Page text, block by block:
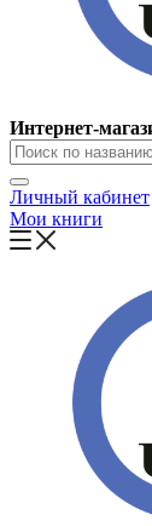
Интернет-
Личный кабинет
Мои книги